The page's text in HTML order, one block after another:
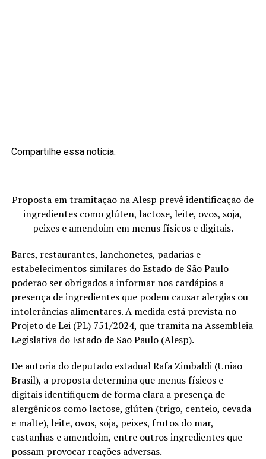
Compartilhe essa notícia:
Proposta em tramitação na Alesp prevê identificação de
ingredientes como glúten, lactose, leite, ovos, soja,
peixes e amendoim em menus físicos e digitais.
Bares, restaurantes, lanchonetes, padarias e
estabelecimentos similares do Estado de São Paulo
poderão ser obrigados a informar nos cardápios a
presença de ingredientes que podem causar alergias ou
intolerâncias alimentares. A medida está prevista no
Projeto de Lei (PL) 751/2024, que tramita na Assembleia
Legislativa do Estado de São Paulo (Alesp).
De autoria do deputado estadual Rafa Zimbaldi (União
Brasil), a proposta determina que menus físicos e
digitais identifiquem de forma clara a presença de
alergênicos como lactose, glúten (trigo, centeio, cevada
e malte), leite, ovos, soja, peixes, frutos do mar,
castanhas e amendoim, entre outros ingredientes que
possam provocar reações adversas.